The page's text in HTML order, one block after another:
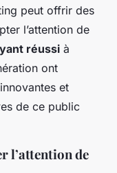
peut offrir des
l’attention de
réussi à
ont
et
de ce public
l’attention de